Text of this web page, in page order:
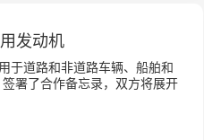
发动机
于道路和非道路车辆、船舶和
署了合作备忘录，双方将展开